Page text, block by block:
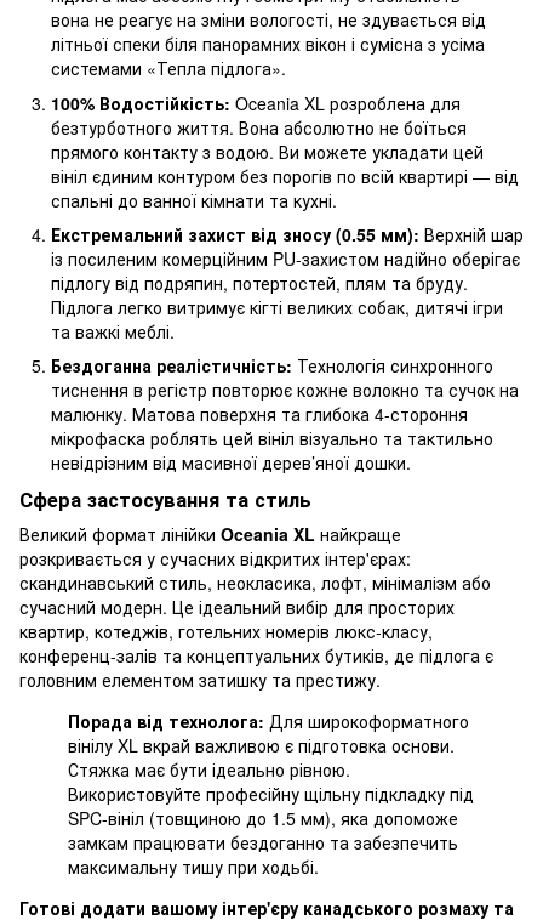
вона не реагує на зміни вологості, не здувається від
літньої спеки біля панорамних вікон і сумісна з усіма
системами «Тепла підлога».
100% Водостійкість: Oceania XL розроблена для
безтурботного життя. Вона абсолютно не боїться
прямого контакту з водою. Ви можете укладати цей
вініл єдиним контуром без порогів по всій квартирі — від
спальні до ванної кімнати та кухні.
Екстремальний захист від зносу (0.55 мм): Верхній шар
із посиленим комерційним PU-захистом надійно оберігає
підлогу від подряпин, потертостей, плям та бруду.
Підлога легко витримує кігті великих собак, дитячі ігри
та важкі меблі.
Бездоганна реалістичність: Технологія синхронного
тиснення в регістр повторює кожне волокно та сучок на
малюнку. Матова поверхня та глибока 4-стороння
мікрофаска роблять цей вініл візуально та тактильно
невідрізним від масивної дерев’яної дошки.
Сфера застосування та стиль
Великий формат лінійки Oceania XL найкраще
розкривається у сучасних відкритих інтер'єрах:
скандинавський стиль, неокласика, лофт, мінімалізм або
сучасний модерн. Це ідеальний вибір для просторих
квартир, котеджів, готельних номерів люкс-класу,
конференц-залів та концептуальних бутиків, де підлога є
головним елементом затишку та престижу.
Порада від технолога: Для широкоформатного
вінілу XL вкрай важливою є підготовка основи.
Стяжка має бути ідеально рівною.
Використовуйте професійну щільну підкладку під
SPC-вініл (товщиною до 1.5 мм), яка допоможе
замкам працювати бездоганно та забезпечить
максимальну тишу при ходьбі.
Готові додати вашому інтер'єру канадського розмаху та